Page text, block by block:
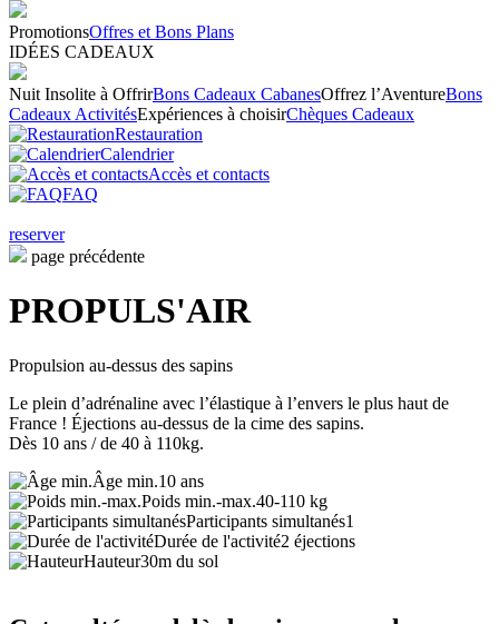
PromotionsOffres et Bons Plans
IDÉES CADEAUX
Nuit Insolite à OffrirBons Cadeaux CabanesOffrez l’AventureBons
Cadeaux ActivitésExpériences à choisirChèques Cadeaux
Restauration
Calendrier
Accès et contacts
FAQ
reserver
page précédente
PROPULS'AIR
Propulsion au-dessus des sapins
Le plein d’adrénaline avec l’élastique à l’envers le plus haut de
France ! Éjections au-dessus de la cime des sapins.
Dès 10 ans / de 40 à 110kg.
Âge min.10 ans
Poids min.-max.40-110 kg
Participants simultanés1
Durée de l'activité2 éjections
Hauteur30m du sol